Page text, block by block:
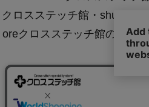
クロスステッチ館・
oreクロスステッチ館の名称
です